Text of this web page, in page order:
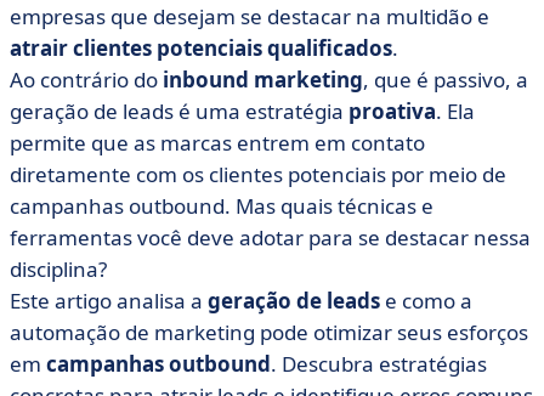
• Por que integrar a automação em sua estratégia de
geração de leads?
• Os 4 principais canais de geração de leads
• Estratégias de automação para melhorar a geração de
leads
• A importância das ferramentas de análise e
otimização da geração de leads
• Erros comuns a serem evitados ao automatizar a
geração de leads
• Maximize a eficácia de sua geração de leads com a
automação de marketing!
empresas que desejam se destacar na multidão e
atrair clientes potenciais qualificados.
Ao contrário do inbound marketing, que é passivo, a
geração de leads é uma estratégia proativa. Ela
permite que as marcas entrem em contato
diretamente com os clientes potenciais por meio de
campanhas outbound. Mas quais técnicas e
ferramentas você deve adotar para se destacar nessa
disciplina?
Este artigo analisa a geração de leads e como a
automação de marketing pode otimizar seus esforços
em campanhas outbound. Descubra estratégias